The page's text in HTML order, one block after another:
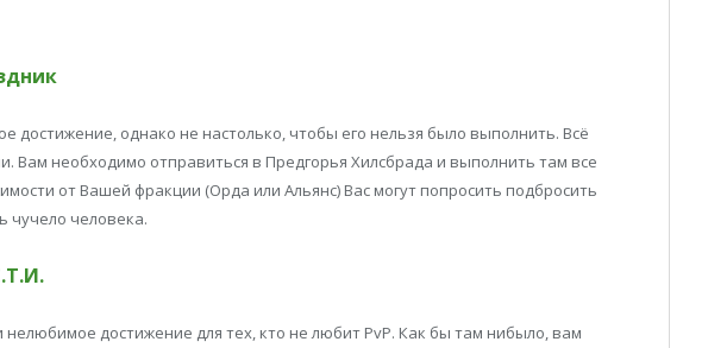
достижение, однако не настолько, чтобы его нельзя было выполнить. Всё
Вам необходимо отправиться в Предгорья Хилсбрада и выполнить там все
от Вашей фракции (Орда или Альянс) Вас могут попросить подбросить
чучело человека.
нелюбимое достижение для тех, кто не любит PvP. Как бы там нибыло, вам